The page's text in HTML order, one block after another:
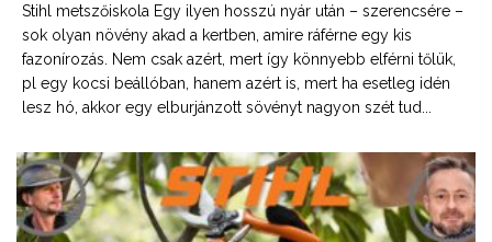
Stihl metszőiskola Egy ilyen hosszú nyár után – szerencsére –
sok olyan növény akad a kertben, amire ráférne egy kis
fazonírozás. Nem csak azért, mert így könnyebb elférni tőlük,
pl egy kocsi beállóban, hanem azért is, mert ha esetleg idén
lesz hó, akkor egy elburjánzott sövényt nagyon szét tud...